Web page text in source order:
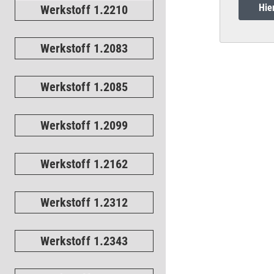
Werkstoff 1.2210
Werkstoff 1.2083
Werkstoff 1.2085
Werkstoff 1.2099
Werkstoff 1.2162
Werkstoff 1.2312
Werkstoff 1.2343